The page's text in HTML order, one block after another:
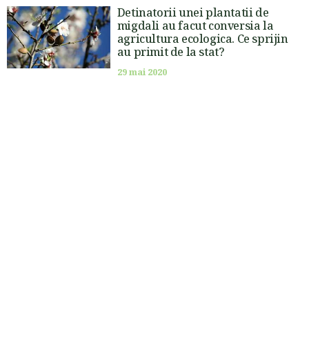
Detinatorii unei plantatii de
migdali au facut conversia la
agricultura ecologica. Ce sprijin
au primit de la stat?
29 mai 2020